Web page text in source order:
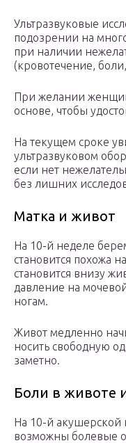
Ультразвуковые
подозрении на
при наличии
(кровотечение,
При желании
основе, чтобы
На текущем сроке
ультразвуковом
если нет
без лишних
Матка и живот
На 10-й неделе
становится похожа
становится внизу
давление на
ногам.
Живот медленно
носить свободную
заметно.
Боли в животе
На 10-й акушерской
возможны болевые